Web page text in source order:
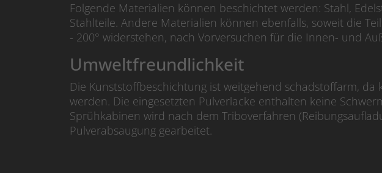
Folgende Materialien können beschichtet werden: Stahl,
Stahlteile. Andere Materialien können ebenfalls, soweit die
- 200° widerstehen, nach Vorversuchen für die Innen- und
Umweltfreundlichkeit
Die Kunststoffbeschichtung ist weitgehend schadstoffarm,
werden. Die eingesetzten Pulverlacke enthalten keine
Sprühkabinen wird nach dem Triboverfahren
Pulverabsaugung gearbeitet.